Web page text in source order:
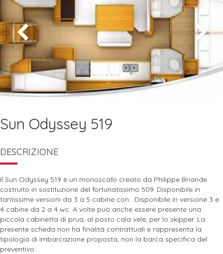
Sun Odyssey 519
DESCRIZIONE
Il Sun Odyssey 519 è un monoscafo creato da Philippe Briande
costruito in sostituzione del fortunatissimo 509. Disponibile in
tantissime versioni da 3 a 5 cabine con . Disponibile in versione 3 e
4 cabine da 2 a 4 wc. A volte può anche essere presente una
piccola cabinetta di prua, al posto cala vele, per lo skipper. La
presente scheda non ha finalità contrattuali e rappresenta la
tipologia di imbarcazione proposta, non la barca specifica del
preventivo.